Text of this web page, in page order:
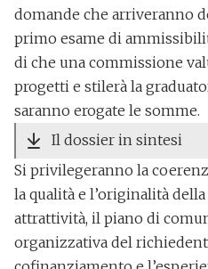
domande che arriveranno
primo esame di
di che una commissione
progetti e stilerà la
saranno erogate le somme.
Il dossier in sintesi
Si privilegeranno la
la qualità e l’originalità
attrattività, il piano di
organizzativa del